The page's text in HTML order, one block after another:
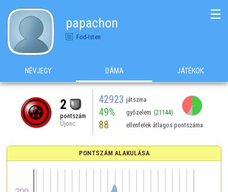
papachon
Fod-Isten
☰
NÉVJEGY DÁMA JÁTÉKOK
2
pontszám
Újonc
42923 játszma
49% győzelem (21144)
88 ellenfelek átlagos pontszáma
PONTSZÁM ALAKULÁSA